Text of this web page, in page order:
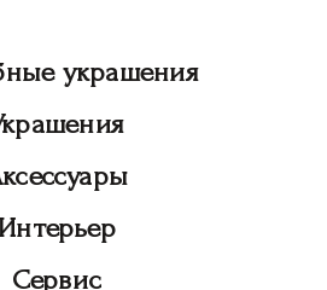
украшения
Интерьер
Сервис